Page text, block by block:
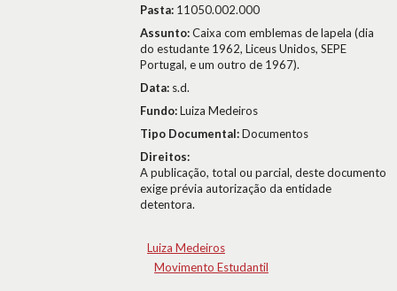
Pasta: 11050.002.000
Assunto:Caixa com emblemas de lapela (dia
do estudante 1962, Liceus Unidos, SEPE
Portugal, e um outro de 1967).
Data: s.d.
Fundo:Luiza Medeiros
Tipo Documental:Documentos
Direitos:
A publicação, total ou parcial, deste documento
exige prévia autorização da entidade
detentora.
Luiza Medeiros
Movimento Estudantil